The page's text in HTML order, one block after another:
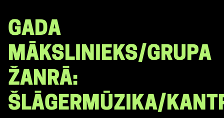
GADA
MĀKSLINIEKS/GRUPA
ŽANRĀ:
ŠLĀGERMŪZIKA/